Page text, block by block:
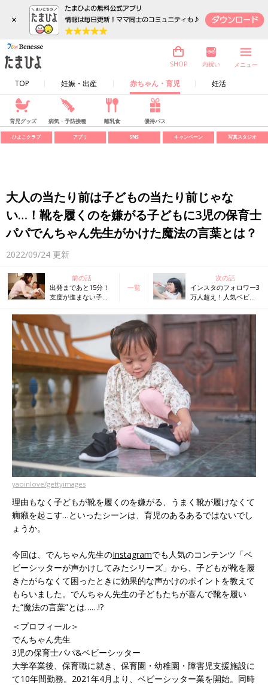
×
TOP 妊娠・出産 赤ちゃん・育児 妊活
SHOP 内祝い メニュー
育児グッズ 病気・予防接種 離乳食 優待パス
ひよこクラブ アプリ SNS キャンペーン 写真スタジオ
大人の当たり前は子どもの当たり前じゃな
い…！靴を履くのを嫌がる子どもに3児の保育士
パパでんちゃん先生がかけた魔法の言葉とは？
2022/09/24 更新
前の話
出発まであと15分！
支度が進まない子ど
ッターでんちゃん先
生が声をかけてみた
一覧
次の話
インスタのフォロワー3
万人超え！人気ベビー
生に聞く！仕上げ磨き
を嫌がる子どもに効く
yaoinlove/gettyimages
理由もなく子どもが靴を履くのを嫌がる、うまく靴が履けなくて
癇癪を起こす…といったシーンは、育児のあるあるではないでし
ょうか。
今回は、でんちゃん先生のInstagramでも人気のコンテンツ「ベ
ビーシッターが声かけしてみたシリーズ」から、子どもが靴を履
きたがらなくて困ったときに効果的な声かけのポイントを教えて
もらいました。でんちゃん先生の子どもたちが喜んで靴を履い
た“魔法の言葉”とは……!?
＜プロフィール＞
でんちゃん先生
3児の保育士パパ&ベビーシッター
大学卒業後、保育職に就き、保育園・幼稚園・障害児支援施設に
て10年間勤務。2021年4月より、ベビーシッター業を開始。同時